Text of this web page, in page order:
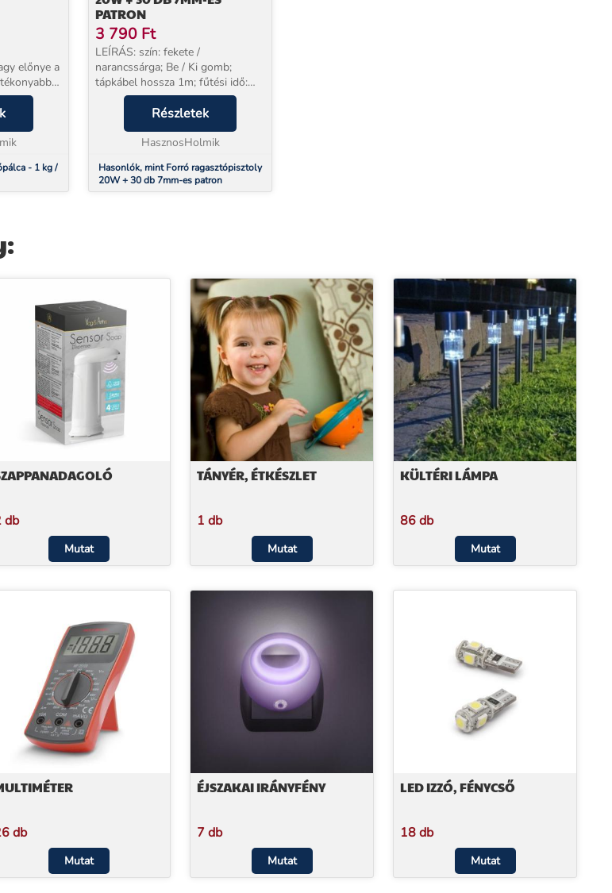
előnye a
a
jól...
- 1 kg /
PATRON
3 790 Ft
LEÍRÁS: szín: fekete /
narancssárga; Be / Ki gomb;
tápkábel hossza 1m; fűtési idő:
max 2 perc; teljesítmény: 20W;
ragasztó átmérője: 7mm; méretek
(szélesség / magasság / mélység):
Részletek
HasznosHolmik
Hasonlók, mint Forró ragasztópisztoly
20W + 30 db 7mm-es patron
db
Mutat
TÁNYÉR, ÉTKÉSZLET
1 db
Mutat
KÜLTÉRI LÁMPA
86 db
Mutat
db
Mutat
ÉJSZAKAI IRÁNYFÉNY
7 db
Mutat
LED IZZÓ, FÉNYCSŐ
18 db
Mutat